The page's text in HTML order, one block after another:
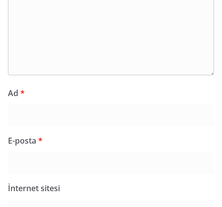
Ad *
E-posta *
İnternet sitesi